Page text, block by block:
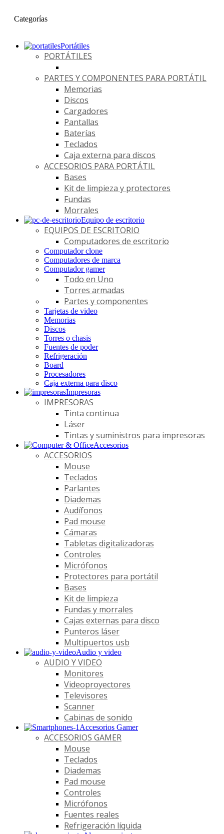
Categorías
Portátiles
PORTÁTILES
PARTES Y COMPONENTES PARA PORTÁTIL
Memorias
Discos
Cargadores
Pantallas
Baterías
Teclados
Caja externa para discos
ACCESORIOS PARA PORTÁTIL
Bases
Kit de limpieza y protectores
Fundas
Morrales
Equipo de escritorio
EQUIPOS DE ESCRITORIO
Computadores de escritorio
Computador clone
Computadores de marca
Computador gamer
Todo en Uno
Torres armadas
Partes y componentes
Tarjetas de video
Memorias
Discos
Torres o chasis
Fuentes de poder
Refrigeración
Board
Procesadores
Caja externa para disco
Impresoras
IMPRESORAS
Tinta continua
Láser
Tintas y suministros para impresoras
Accesorios
ACCESORIOS
Mouse
Teclados
Parlantes
Diademas
Audífonos
Pad mouse
Cámaras
Tabletas digitalizadoras
Controles
Micrófonos
Protectores para portátil
Bases
Kit de limpieza
Fundas y morrales
Cajas externas para disco
Punteros láser
Multipuertos usb
Audio y video
AUDIO Y VIDEO
Monitores
Videoproyectores
Televisores
Scanner
Cabinas de sonido
Accesorios Gamer
ACCESORIOS GAMER
Mouse
Teclados
Diademas
Pad mouse
Controles
Micrófonos
Fuentes reales
Refrigeración líquida